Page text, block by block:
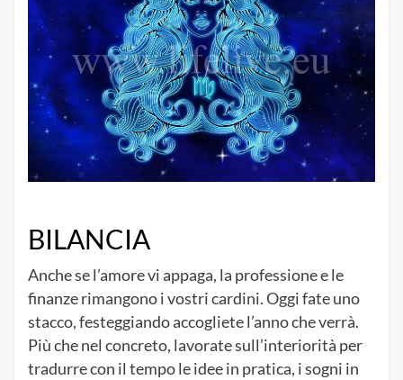
BILANCIA
Anche se l’amore vi appaga, la professione e le
finanze rimangono i vostri cardini. Oggi fate uno
stacco, festeggiando accogliete l’anno che verrà.
Più che nel concreto, lavorate sull’interiorità per
tradurre con il tempo le idee in pratica, i sogni in